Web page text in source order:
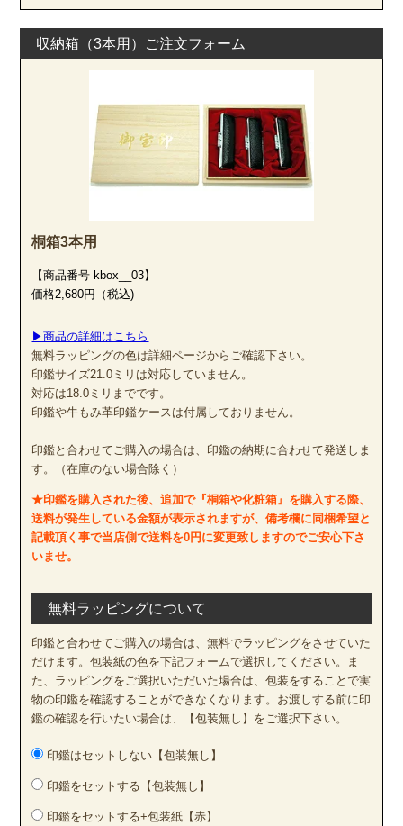
収納箱（3本用）ご注文フォーム
桐箱3本用
【商品番号 kbox__03】
価格2,680円（税込)
▶商品の詳細はこちら
無料ラッピングの色は詳細ページからご確認下さい。
印鑑サイズ21.0ミリは対応していません。
対応は18.0ミリまでです。
印鑑や牛もみ革印鑑ケースは付属しておりません。
印鑑と合わせてご購入の場合は、印鑑の納期に合わせて発送しま
す。（在庫のない場合除く）
★印鑑を購入された後、追加で『桐箱や化粧箱』を購入する際、
送料が発生している金額が表示されますが、備考欄に同梱希望と
記載頂く事で当店側で送料を0円に変更致しますのでご安心下さ
いませ。
無料ラッピングについて
印鑑と合わせてご購入の場合は、無料でラッピングをさせていた
だけます。包装紙の色を下記フォームで選択してください。ま
た、ラッピングをご選択いただいた場合は、包装をすることで実
物の印鑑を確認することができなくなります。お渡しする前に印
鑑の確認を行いたい場合は、【包装無し】をご選択下さい。
印鑑はセットしない【包装無し】
印鑑をセットする【包装無し】
印鑑をセットする+包装紙【赤】